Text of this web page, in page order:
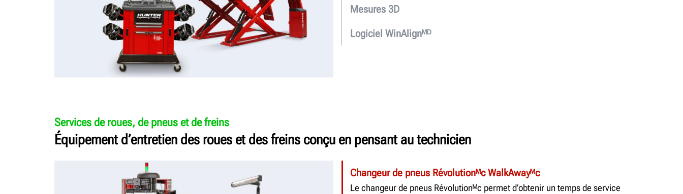
Mesures 3D
Logiciel WinAlignᴹᴰ
Services de roues, de pneus et de freins
Équipement d’entretien des roues et des freins conçu en pensant au technicien
Changeur de pneus Révolutionᴹc WalkAwayᴹc
Le changeur de pneus Révolutionᴹc permet d’obtenir un temps de service